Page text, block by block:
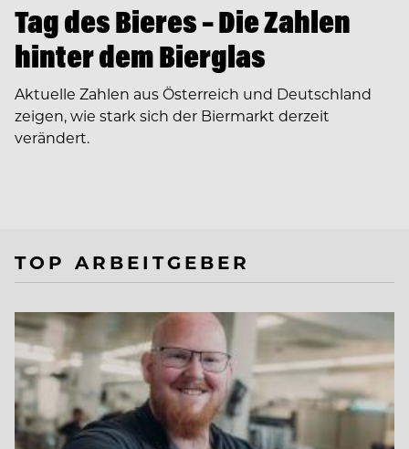
Tag des Bieres – Die Zahlen
hinter dem Bierglas
Aktuelle Zahlen aus Österreich und Deutschland
zeigen, wie stark sich der Biermarkt derzeit
verändert.
TOP ARBEITGEBER